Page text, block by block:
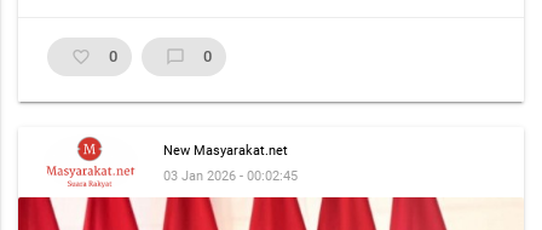
favorite_border 0 chat_bubble_outline 0
New Masyarakat.net
03 Jan 2026 - 00:02:45